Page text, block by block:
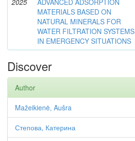
2025
ADVANCED ADSORPTION
MATERIALS BASED ON
NATURAL MINERALS FOR
WATER FILTRATION SYSTEMS
IN EMERGENCY SITUATIONS
Discover
Author
Mažeikienė, Aušra
Степова, Катерина